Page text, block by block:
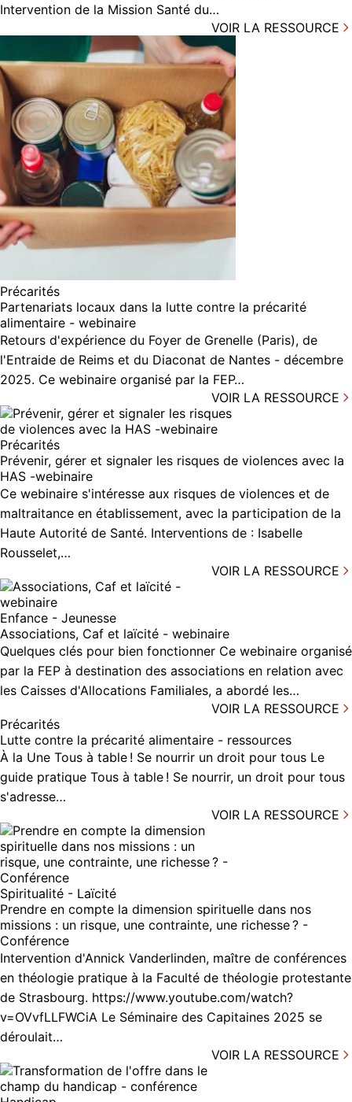
Intervention de la Mission Santé du…
VOIR LA RESSOURCE
Précarités
Partenariats locaux dans la lutte contre la précarité
alimentaire - webinaire
Retours d'expérience du Foyer de Grenelle (Paris), de
l'Entraide de Reims et du Diaconat de Nantes - décembre
2025. Ce webinaire organisé par la FEP…
VOIR LA RESSOURCE
Précarités
Prévenir, gérer et signaler les risques de violences avec la
HAS -webinaire
Ce webinaire s'intéresse aux risques de violences et de
maltraitance en établissement, avec la participation de la
Haute Autorité de Santé. Interventions de : Isabelle
Rousselet,…
VOIR LA RESSOURCE
Enfance - Jeunesse
Associations, Caf et laïcité - webinaire
Quelques clés pour bien fonctionner Ce webinaire organisé
par la FEP à destination des associations en relation avec
les Caisses d'Allocations Familiales, a abordé les…
VOIR LA RESSOURCE
Précarités
Lutte contre la précarité alimentaire - ressources
À la Une Tous à table ! Se nourrir un droit pour tous Le
guide pratique Tous à table ! Se nourrir, un droit pour tous
s'adresse…
VOIR LA RESSOURCE
Spiritualité - Laïcité
Prendre en compte la dimension spirituelle dans nos
missions : un risque, une contrainte, une richesse ? -
Conférence
Intervention d'Annick Vanderlinden, maître de conférences
en théologie pratique à la Faculté de théologie protestante
de Strasbourg. https://www.youtube.com/watch?
v=OVvfLLFWCiA Le Séminaire des Capitaines 2025 se
déroulait…
VOIR LA RESSOURCE